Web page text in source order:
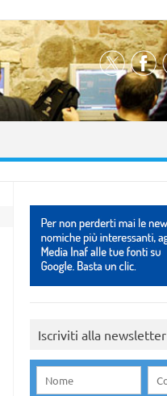
Iscriviti alla newsletter